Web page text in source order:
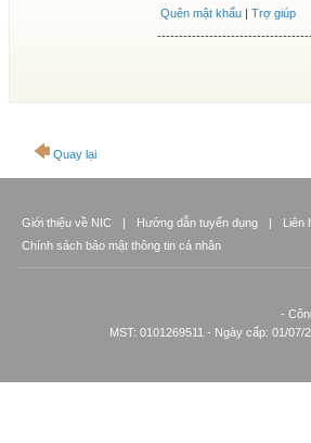
Quên mật khẩu | Trợ giúp
Quay lại
Giới thiệu về NIC | Hướng dẫn tuyển dụng | Liên
Chính sách bảo mật thông tin cá nhân
-
MST: 0101269511 - Ngày cấp: 01/